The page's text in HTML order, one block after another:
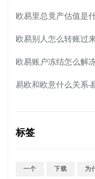
欧易里总竟产估值是
欧易别人怎么转账过
欧易账户冻结怎么解
易欧和欧意什么关系-
标签
一个 下载